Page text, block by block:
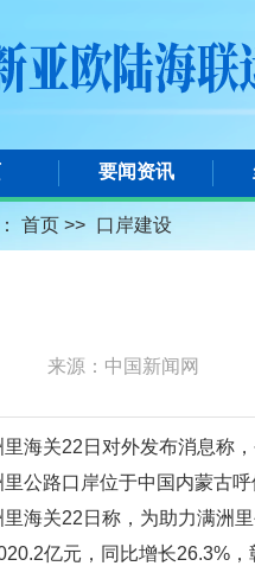
要闻资讯
首页 >> 口岸建设
来源：中国新闻网
里海关22日对外发布消息称
里公路口岸位于中国内蒙古
里海关22日称，为助力满洲
亿元，同比增长26.3%